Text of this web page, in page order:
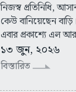
নিজস্ব প্রতিনিধি,
কেউ বানিয়েছেন
এবার প্রকাশ্যে এল
১৩ জুন, ২০২৬
বিস্তারিত